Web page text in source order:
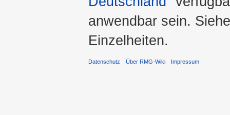
anwendbar sein.
Einzelheiten.
Datenschutz Über RMG-Wiki Impressum